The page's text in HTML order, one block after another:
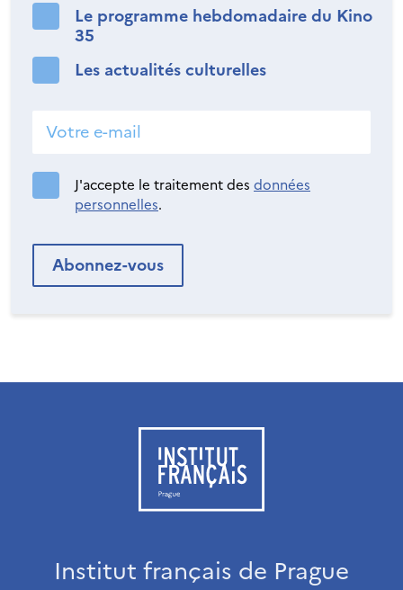
Le programme hebdomadaire du Kino
35
Les actualités culturelles
J'accepte le traitement des données
personnelles.
Institut français de Prague